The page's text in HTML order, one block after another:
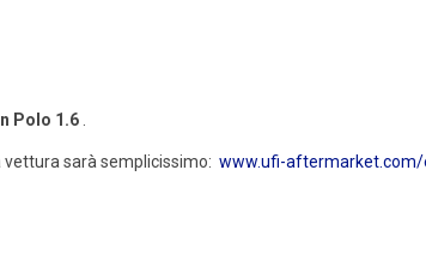
Polo 1.6
sarà semplicissimo: www.ufi-aftermarket.com/